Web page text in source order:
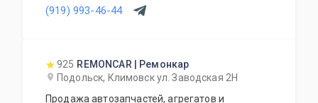
(919) 993-46-44
925 REMONCAR | Ремонкар
Подольск, Климовск ул. Заводская 2Н
Продажа автозапчастей, агрегатов и